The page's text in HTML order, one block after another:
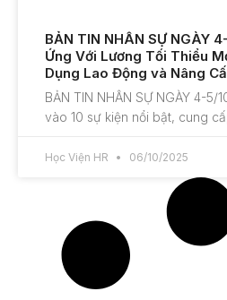
BẢN TIN NHÂN SỰ NGÀY
Ứng Với Lương Tối Thiểu
Dụng Lao Động và Nâng
BẢN TIN NHÂN SỰ NGÀY 4-5/
vào 10 sự kiện nổi bật, cung
Học Viện HR 06/10/2025